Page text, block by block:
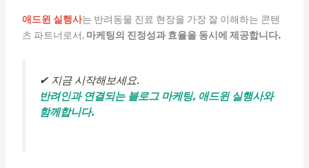
애드윈 실행사는 반려동물 진료 현장을 가장 잘 이해하는 콘텐
츠 파트너로서, 마케팅의 진정성과 효율을 동시에 제공합니다.
✔ 지금 시작해보세요.
반려인과 연결되는 블로그 마케팅, 애드윈 실행사와
함께합니다.